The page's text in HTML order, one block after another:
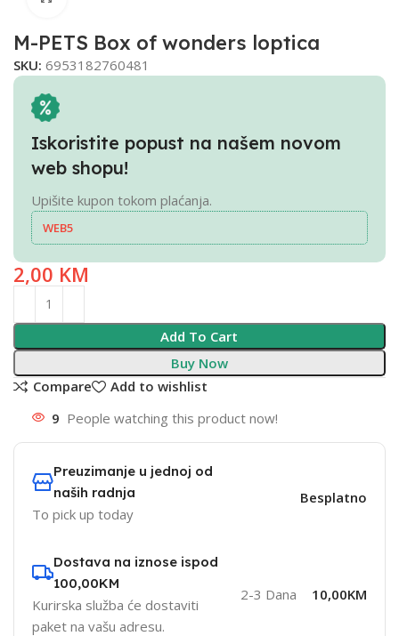
M-PETS Box of wonders loptica
SKU: 6953182760481
Iskoristite popust na našem novom
web shopu!
Upišite kupon tokom plaćanja.
WEB5
2,00 KM
Add To Cart
Buy Now
Compare
Add to wishlist
9 People watching this product now!
Preuzimanje u jednoj od
naših radnja
To pick up today
Besplatno
Dostava na iznose ispod
100,00KM
Kurirska služba će dostaviti
paket na vašu adresu.
2-3 Dana 10,00KM